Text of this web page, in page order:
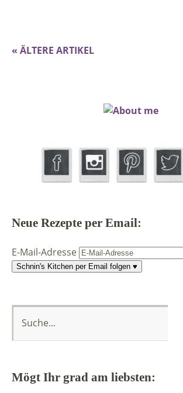
« ÄLTERE ARTIKEL
Neue Rezepte per Email:
E-Mail-Adresse
Schnin's Kitchen per Email folgen ♥
Mögt Ihr grad am liebsten: